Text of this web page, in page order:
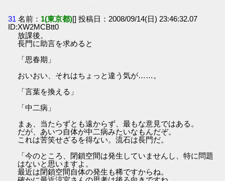
31 名前： 1(東京都)[] 投稿日：2008/09/14(日) 23:46:32.07
ID:XW2MCBtt0
放課後。
長門に助言を求めると
「思春期」
おいおい、それはちょっと違う気が……。
「言葉を換える」
「中二病」
まぁ、当たらずとも遠からず、最もな意見ではある。
だが、あいつ自体が中二病みたいなもんだぞ。
これは苦笑せざるを得ない。流石は長門だ。
「今のところ、閉鎖空間は発生していませんし、特に問題
はないと思いますよ。
最近は閉鎖空間自体の発生も稀ですからね。